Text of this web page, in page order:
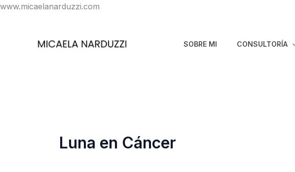
www.micaelanarduzzi.com
SOBRE MI CONSULTORÍA
Luna en Cáncer